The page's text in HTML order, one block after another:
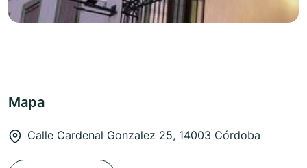
Mapa
Calle Cardenal Gonzalez 25, 14003 Córdoba